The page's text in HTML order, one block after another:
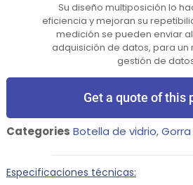
Su diseño multiposición lo
eficiencia y mejoran su
medición se pueden enviar
adquisición de datos, para un
gestión de
Get a quote of this
Categories Botella de vidrio,
Especificaciones técnicas: